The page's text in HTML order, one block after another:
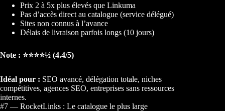
Prix 2 à 5x plus élevés que Linkuma
Pas d’accès direct au catalogue (service délégué)
Sites non connus à l’avance
Délais de livraison parfois longs (10 jours)
Note : ⭐⭐⭐⭐½ (4.4/5)
Idéal pour : SEO avancé, délégation totale, niches
compétitives, agences SEO, entreprises sans ressources
internes.
#7 — RocketLinks : Le catalogue le plus large